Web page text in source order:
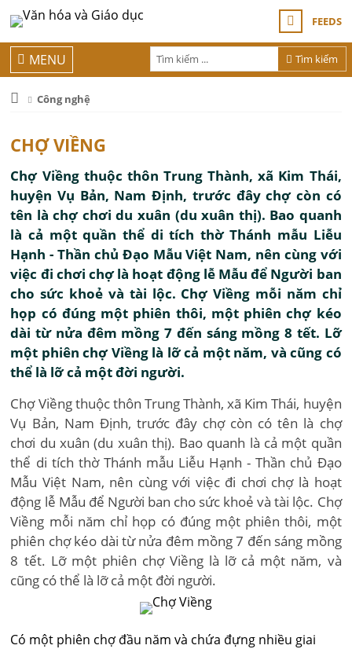
FEEDS
Tìm kiếm
MENU
Công nghệ
CHỢ VIỀNG
Chợ Viềng thuộc thôn Trung Thành, xã Kim Thái,
huyện Vụ Bản, Nam Ðịnh, trước đây chợ còn có
tên là chợ chơi du xuân (du xuân thị). Bao quanh
là cả một quần thể di tích thờ Thánh mẫu Liễu
Hạnh - Thần chủ Ðạo Mẫu Việt Nam, nên cùng với
việc đi chơi chợ là hoạt động lễ Mẫu để Người ban
cho sức khoẻ và tài lộc. Chợ Viềng mỗi năm chỉ
họp có đúng một phiên thôi, một phiên chợ kéo
dài từ nửa đêm mồng 7 đến sáng mồng 8 tết. Lỡ
một phiên chợ Viềng là lỡ cả một năm, và cũng có
thể là lỡ cả một đời người.
Chợ Viềng thuộc thôn Trung Thành, xã Kim Thái, huyện
Vụ Bản, Nam Ðịnh, trước đây chợ còn có tên là chợ
chơi du xuân (du xuân thị). Bao quanh là cả một quần
thể di tích thờ Thánh mẫu Liễu Hạnh - Thần chủ Ðạo
Mẫu Việt Nam, nên cùng với việc đi chơi chợ là hoạt
động lễ Mẫu để Người ban cho sức khoẻ và tài lộc. Chợ
Viềng mỗi năm chỉ họp có đúng một phiên thôi, một
phiên chợ kéo dài từ nửa đêm mồng 7 đến sáng mồng
8 tết. Lỡ một phiên chợ Viềng là lỡ cả một năm, và
cũng có thể là lỡ cả một đời người.
Có một phiên chợ đầu năm và chứa đựng nhiều giai